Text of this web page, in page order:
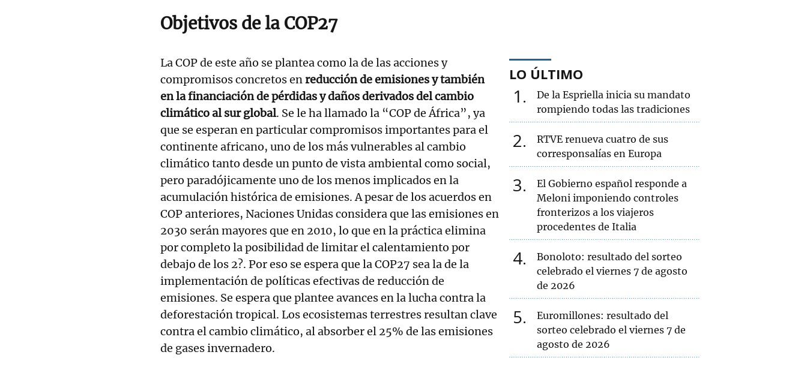
Objetivos de la COP27
La COP de este año se plantea como la de las acciones y
compromisos concretos enreducción de emisiones y también
en la financiación de pérdidas y daños derivados del cambio
climático al sur global. Se le ha llamado la “COP de África”, ya
que se esperan en particular compromisos importantes para el
continente africano, uno de los más vulnerables al cambio
climático tanto desde un punto de vista ambiental como social,
pero paradójicamente uno de los menos implicados en la
acumulación histórica de emisiones. A pesar de los acuerdos en
COP anteriores, Naciones Unidas considera que las emisiones en
2030 serán mayores que en 2010, lo que en la práctica elimina
por completo la posibilidad de limitar el calentamiento por
debajo de los 2?. Por eso se espera que la COP27 sea la de la
implementación de políticas efectivas de reducción de
emisiones. Se espera que plantee avances en la lucha contra la
deforestación tropical. Los ecosistemas terrestres resultan clave
contra el cambio climático, al absorber el 25% de las emisiones
de gases invernadero.
LO ÚLTIMO
1
De la Espriella inicia su mandato
rompiendo todas las tradiciones
2
RTVE renueva cuatro de sus
corresponsalías en Europa
3
El Gobierno español responde a
Meloni imponiendo controles
fronterizos a los viajeros
procedentes de Italia
4
Bonoloto: resultado del sorteo
celebrado el viernes 7 de agosto
de 2026
5
Euromillones: resultado del
sorteo celebrado el viernes 7 de
agosto de 2026